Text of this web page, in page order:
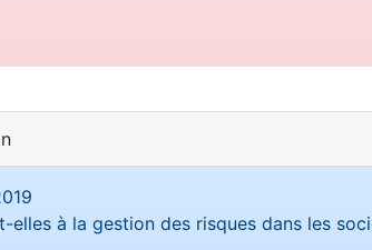
à la gestion des risques dans les